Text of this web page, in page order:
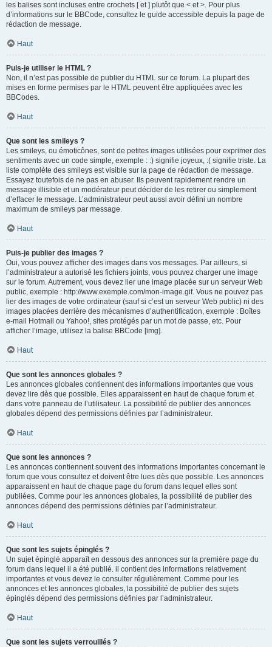
les balises sont incluses entre crochets [ et ] plutôt que < et >. Pour plus
d’informations sur le BBCode, consultez le guide accessible depuis la page de
rédaction de message.
Haut
Puis-je utiliser le HTML ?
Non, il n’est pas possible de publier du HTML sur ce forum. La plupart des
mises en forme permises par le HTML peuvent être appliquées avec les
BBCodes.
Haut
Que sont les smileys ?
Les smileys, ou émoticônes, sont de petites images utilisées pour exprimer des
sentiments avec un code simple, exemple : :) signifie joyeux, :( signifie triste. La
liste complète des smileys est visible sur la page de rédaction de message.
Essayez toutefois de ne pas en abuser. Ils peuvent rapidement rendre un
message illisible et un modérateur peut décider de les retirer ou simplement
d’effacer le message. L’administrateur peut aussi avoir défini un nombre
maximum de smileys par message.
Haut
Puis-je publier des images ?
Oui, vous pouvez afficher des images dans vos messages. Par ailleurs, si
l’administrateur a autorisé les fichiers joints, vous pouvez charger une image
sur le forum. Autrement, vous devez lier une image placée sur un serveur Web
public, exemple : http://www.exemple.com/mon-image.gif. Vous ne pouvez pas
lier des images de votre ordinateur (sauf si c’est un serveur Web public) ni des
images placées derrière des mécanismes d’authentification, exemple : Boîtes
e-mail Hotmail ou Yahoo!, sites protégés par un mot de passe, etc. Pour
afficher l’image, utilisez la balise BBCode [img].
Haut
Que sont les annonces globales ?
Les annonces globales contiennent des informations importantes que vous
devez lire dès que possible. Elles apparaissent en haut de chaque forum et
dans votre panneau de l’utilisateur. La possibilité de publier des annonces
globales dépend des permissions définies par l’administrateur.
Haut
Que sont les annonces ?
Les annonces contiennent souvent des informations importantes concernant le
forum que vous consultez et doivent être lues dès que possible. Les annonces
apparaissent en haut de chaque page du forum dans lequel elles sont
publiées. Comme pour les annonces globales, la possibilité de publier des
annonces dépend des permissions définies par l’administrateur.
Haut
Que sont les sujets épinglés ?
Un sujet épinglé apparaît en dessous des annonces sur la première page du
forum dans lequel il a été publié. il contient des informations relativement
importantes et vous devez le consulter régulièrement. Comme pour les
annonces et les annonces globales, la possibilité de publier des sujets
épinglés dépend des permissions définies par l’administrateur.
Haut
Que sont les sujets verrouillés ?